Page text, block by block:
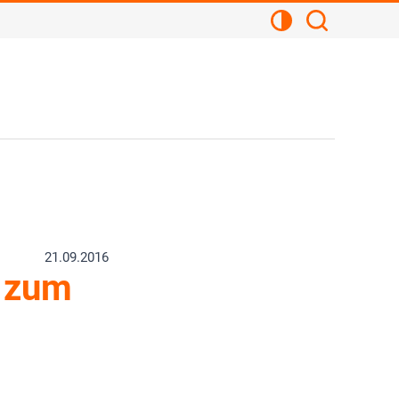
Kontrastansicht
21.09.2016